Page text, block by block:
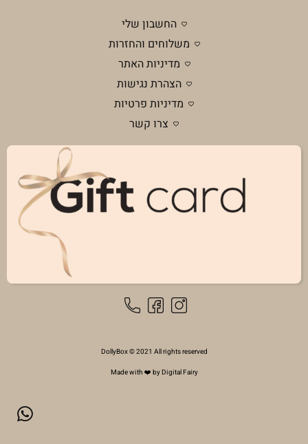
החשבון שלי
משלוחים והחזרות
מדיניות האתר
הצהרת נגישות
מדיניות פרטיות
צרו קשר
DollyBox © 2021 All rights reserved
Made with ❤️ by Digital Fairy